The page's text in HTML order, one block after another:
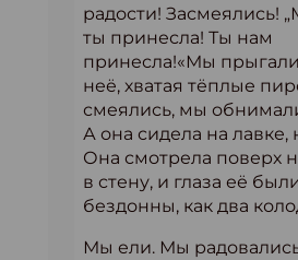
радости! Засмеялись!
ты принесла! Ты нам
принесла!«Мы
неё, хватая тёплые
смеялись, мы
А она сидела на лавке,
Она смотрела поверх
в стену, и глаза её
бездонны, как два
Мы ели. Мы